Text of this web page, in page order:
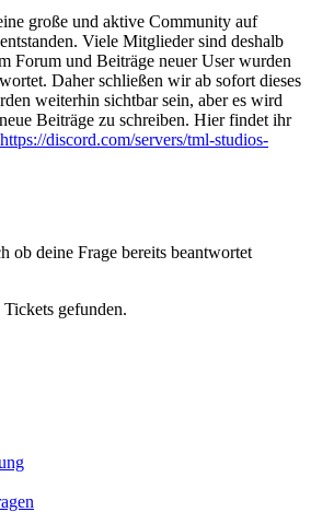
große und aktive Community auf
Viele Mitglieder sind deshalb
Forum und Beiträge neuer User wurden
Daher schließen wir ab sofort dieses
weiterhin sichtbar sein, aber es wird
Beiträge zu schreiben. Hier findet ihr
https://discord.com/servers/tml-studios-
ob deine Frage bereits beantwortet
gefunden.